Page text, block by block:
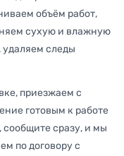
объём работ,
сухую и влажную
удаляем следы
приезжаем с
готовым к работе
сообщите сразу, и мы
по договору с